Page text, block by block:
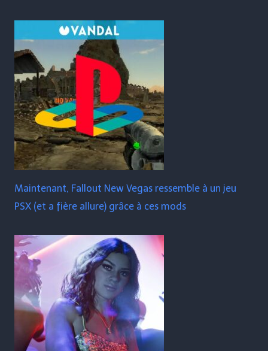
Maintenant, Fallout New Vegas ressemble à un jeu
PSX (et a fière allure) grâce à ces mods